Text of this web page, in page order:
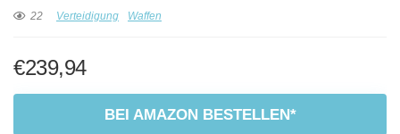
22 Verteidigung Waffen
€239,94
BEI AMAZON BESTELLEN*